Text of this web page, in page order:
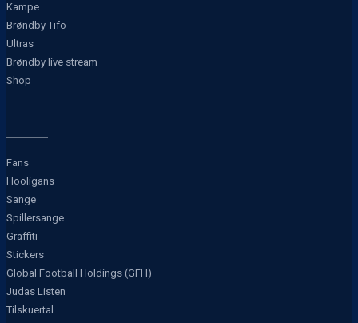
Kampe
Brøndby Tifo
Ultras
Brøndby live stream
Shop
Fans
Hooligans
Sange
Spillersange
Graffiti
Stickers
Global Football Holdings (GFH)
Judas Listen
Tilskuertal